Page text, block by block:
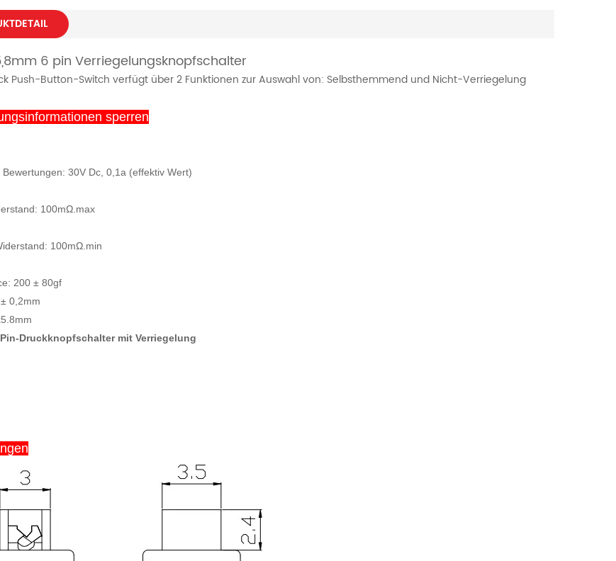
6 pin Verriegelungsknopfschalter
Push-Button-Switch verfügt über 2 Funktionen zur Auswahl von: Selbsthemmend und Nicht-Verriegelung
sperren
Bewertungen: 30V Dc, 0,1a (effektiv Wert)
100mΩ.max
100mΩ.min
200 ± 80gf
± 0,2mm
Druckknopfschalter mit Verriegelung